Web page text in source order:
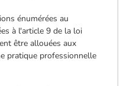
énumérées au
à l'article 9 de la loi
être allouées aux
pratique professionnelle